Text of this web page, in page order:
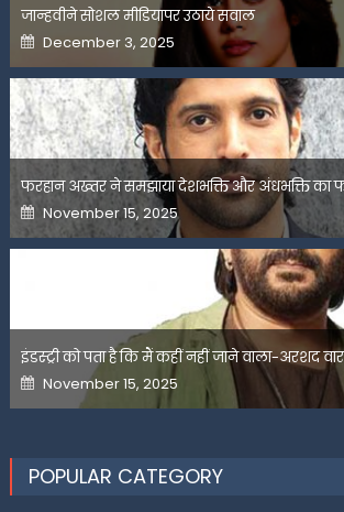
जान्हवीने सोशल मीडियापर उठाये सवाल
Posted
on
December 3, 2025
फरहान अख्तर ने समझाया देशभक्ति और अंधभक्ति का
Posted
on
November 15, 2025
इंडस्ट्री को पता है कि मैं कहीं नहीं जाने वाला-अरशद
Posted
on
November 15, 2025
POPULAR CATEGORY